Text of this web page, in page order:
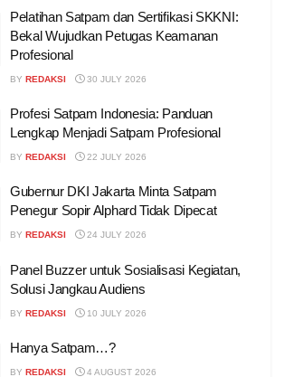
Pelatihan Satpam dan Sertifikasi SKKNI:
Bekal Wujudkan Petugas Keamanan
Profesional
BY REDAKSI 30 JULY 2026
Profesi Satpam Indonesia: Panduan
Lengkap Menjadi Satpam Profesional
BY REDAKSI 22 JULY 2026
Gubernur DKI Jakarta Minta Satpam
Penegur Sopir Alphard Tidak Dipecat
BY REDAKSI 24 JULY 2026
Panel Buzzer untuk Sosialisasi Kegiatan,
Solusi Jangkau Audiens
BY REDAKSI 10 JULY 2026
Hanya Satpam…?
BY REDAKSI 4 AUGUST 2026